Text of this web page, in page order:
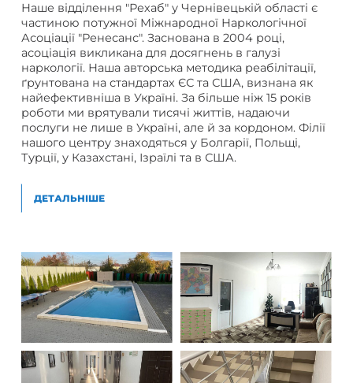
Наше відділення "Рехаб" у Чернівецькій області є
частиною потужної Міжнародної Наркологічної
Асоціації "Ренесанс". Заснована в 2004 році,
асоціація викликана для досягнень в галузі
наркології. Наша авторська методика реабілітації,
ґрунтована на стандартах ЄС та США, визнана як
найефективніша в Україні. За більше ніж 15 років
роботи ми врятували тисячі життів, надаючи
послуги не лише в Україні, але й за кордоном. Філії
нашого центру знаходяться у Болгарії, Польщі,
Турції, у Казахстані, Ізраїлі та в США.
ДЕТАЛЬНІШЕ